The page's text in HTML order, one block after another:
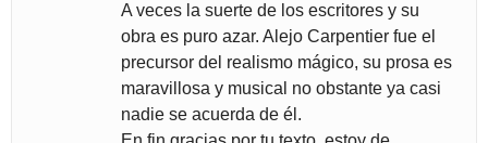
A veces la suerte de los escritores y su
obra es puro azar. Alejo Carpentier fue el
precursor del realismo mágico, su prosa es
maravillosa y musical no obstante ya casi
nadie se acuerda de él.